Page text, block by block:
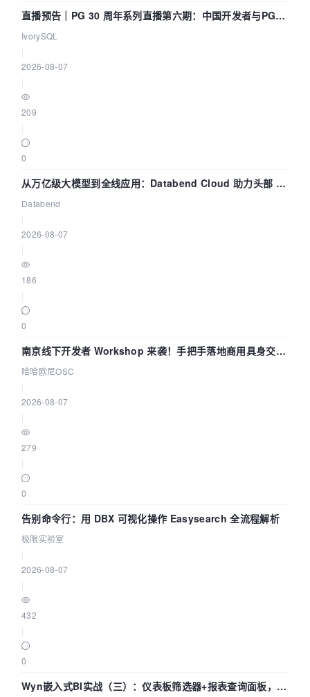
直播预告｜PG 30 周年系列直播第六期：中国开发者与PG内
核——我们改得动吗？我们贡献了什么？
IvorySQL
2026-08-07
209
0
从万亿级大模型到全线应用：Databend Cloud 助力头部 AI
企业构建全链路 Trace 数据管道
Databend
2026-08-07
186
0
南京线下开发者 Workshop 来袭！手把手落地商用具身交互
智能 Agent 应用
哈哈欧尼OSC
2026-08-07
279
0
告别命令行：用 DBX 可视化操作 Easysearch 全流程解析
极限实验室
2026-08-07
432
0
Wyn嵌入式BI实战（三）：仪表板筛选器+报表查询面板，参